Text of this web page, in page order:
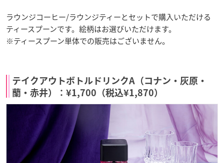
ラウンジコーヒー/ラウンジティーとセットで購入いただける
ティースプーンです。絵柄はお選びいただけます。
※ティースプーン単体での販売はございません。
テイクアウトボトルドリンクA（コナン・灰原・
蘭・赤井）：¥1,700（税込¥1,870）